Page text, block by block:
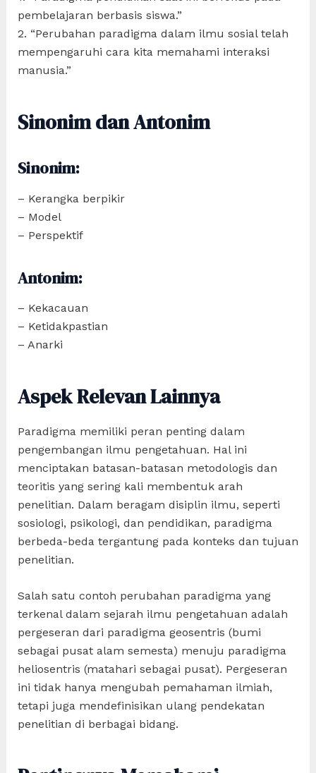
pembelajaran berbasis siswa.”
2. “Perubahan paradigma dalam ilmu sosial telah
mempengaruhi cara kita memahami interaksi
manusia.”
Sinonim dan Antonim
Sinonim:
– Kerangka berpikir
– Model
– Perspektif
Antonim:
– Kekacauan
– Ketidakpastian
– Anarki
Aspek Relevan Lainnya
Paradigma memiliki peran penting dalam
pengembangan ilmu pengetahuan. Hal ini
menciptakan batasan-batasan metodologis dan
teoritis yang sering kali membentuk arah
penelitian. Dalam beragam disiplin ilmu, seperti
sosiologi, psikologi, dan pendidikan, paradigma
berbeda-beda tergantung pada konteks dan tujuan
penelitian.
Salah satu contoh perubahan paradigma yang
terkenal dalam sejarah ilmu pengetahuan adalah
pergeseran dari paradigma geosentris (bumi
sebagai pusat alam semesta) menuju paradigma
heliosentris (matahari sebagai pusat). Pergeseran
ini tidak hanya mengubah pemahaman ilmiah,
tetapi juga mendefinisikan ulang pendekatan
penelitian di berbagai bidang.